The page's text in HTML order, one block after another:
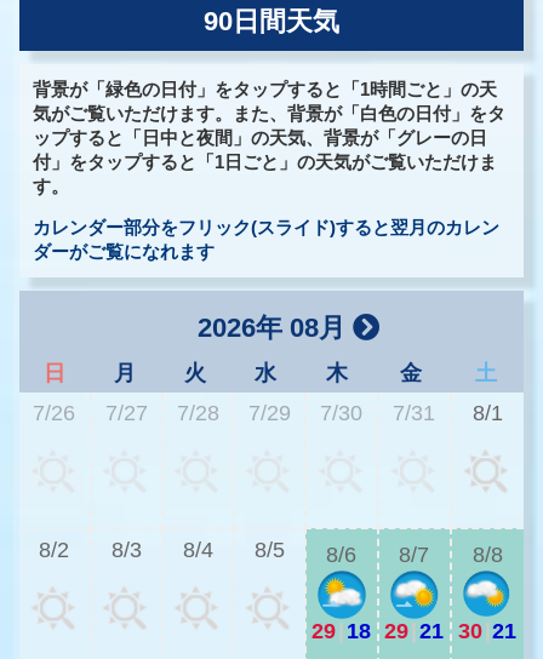
90日間天気
背景が「緑色の日付」をタップすると「1時間ごと」の天
気がご覧いただけます。また、背景が「白色の日付」をタ
ップすると「日中と夜間」の天気、背景が「グレーの日
付」をタップすると「1日ごと」の天気がご覧いただけま
す。
カレンダー部分をフリック(スライド)すると翌月のカレン
ダーがご覧になれます
2026年 08月
日 月 火 水 木 金
土
7/26
7/27 7/28 7/29 7/30 7/31 8/1
8/2 8/3 8/4 8/5 8/6
29 18
8/7
29 21
8/8
30 21